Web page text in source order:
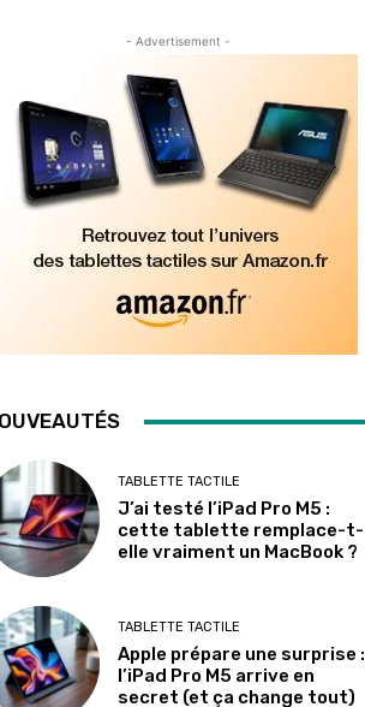
- Advertisement -
TABLETTE TACTILE
J’ai testé l’iPad Pro M5 :
cette tablette remplace-t-
elle vraiment un MacBook ?
TABLETTE TACTILE
Apple prépare une surprise :
l’iPad Pro M5 arrive en
secret (et ça change tout)